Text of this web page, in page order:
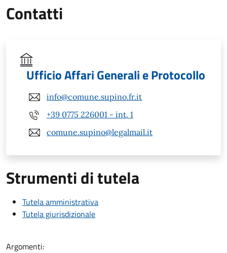
Contatti
Ufficio Affari Generali e Protocollo
info@comune.supino.fr.it
+39 0775 226001 - int. 1
comune.supino@legalmail.it
Strumenti di tutela
Tutela amministrativa
Tutela giurisdizionale
Argomenti: